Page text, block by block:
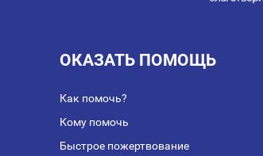
ОКАЗАТЬ ПОМОЩЬ
Как помочь?
Кому помочь
Быстрое пожертвование